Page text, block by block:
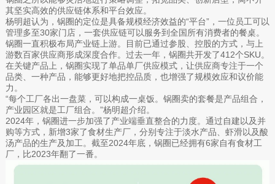
其坚实高效的供应链体系和平台效应。
杨明超认为，锅圈的定位是具备规模经济效益的“平台”，一位员工可以
管理多至30家门店，一套供应链可以服务到全国所有消费者的餐桌。
锅圈一直积极布局产业链上游。目前已通过参股、控股的方式，与上
游数百家供应商形成深度合作。过去一年，锅圈共开发了412个SKU。
在关键产品上，锅圈实现了单品单厂供应模式，让供应商专注于一个
品类、一种产品，能够更好地把控品质，也增强了规模效应和议价能
力。
“每个工厂各出一盘菜，可以构成一桌饭。锅圈卖的套餐是产品组合，
产业园区就是工厂组合。”杨明超介绍。
2024年，锅圈进一步加强了产业端垂直整合的力度。通过自建以及并
购等方式，新增3家了食材生产厂，分别专注于淡水产品、虾滑以及酸
汤产品的生产及加工。截至2024年底，锅圈已经拥有6家自有食材工
厂，比2023年翻了一番。